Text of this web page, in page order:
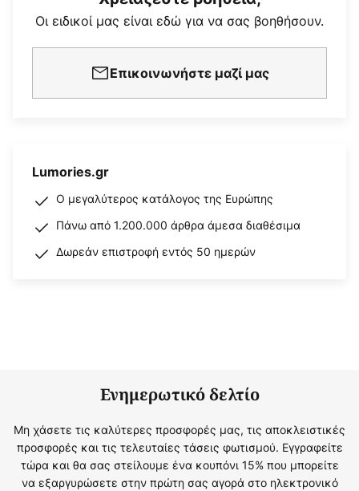
Οι ειδικοί μας είναι εδώ για να σας βοηθήσουν.
Επικοινωνήστε μαζί μας
Lumories.gr
Ο μεγαλύτερος κατάλογος της Ευρώπης
Πάνω από 1.200.000 άρθρα άμεσα διαθέσιμα
Δωρεάν επιστροφή εντός 50 ημερών
Ενημερωτικό δελτίο
Μη χάσετε τις καλύτερες προσφορές μας, τις αποκλειστικές
προσφορές και τις τελευταίες τάσεις φωτισμού. Εγγραφείτε
τώρα και θα σας στείλουμε ένα κουπόνι 15% που μπορείτε
να εξαργυρώσετε στην πρώτη σας αγορά στο ηλεκτρονικό